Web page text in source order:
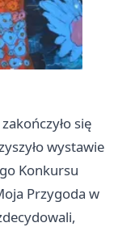
zakończyło się
wystawie
Konkursu
Przygoda w